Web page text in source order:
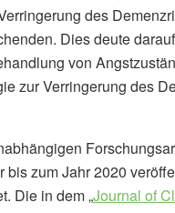
des
Dies deute
von
zur Verringerung des
bis zum Jahr 2020
Die in dem „Journal of